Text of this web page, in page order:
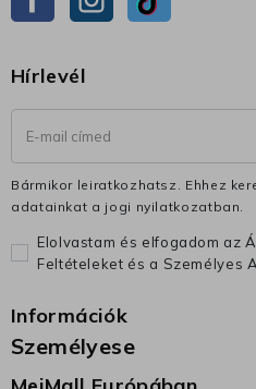
Hírlevél
Bármikor leiratkozhatsz. Ehhez
adatainkat a jogi nyilatkozatban.
Elolvastam és elfogadom az
Feltételeket és a Személyes
Információk
Személyese